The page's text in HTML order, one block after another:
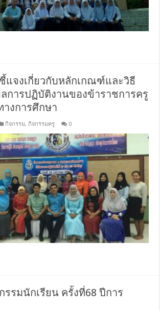
แจงเกี่ยวกับหลักเกณฑ์และวิธี
การปฏิบัติงานของข้าราชการครู
งการศึกษา
กิจกรรม, กิจกรรมครู 0
รมนักเรียน ครั้งที่68 ปีการ